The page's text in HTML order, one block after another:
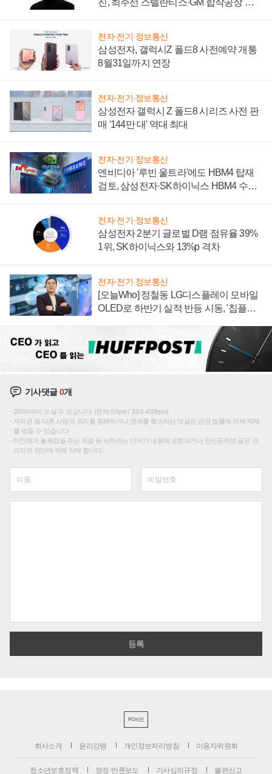
전자·전기·정보통신
삼성전자, 갤럭시Z 폴드8 사전예약 개통
8월31일까지 연장
전자·전기·정보통신
삼성전자 갤럭시 Z 폴드8 시리즈 사전 판
매 '144만 대' 역대 최대
전자·전기·정보통신
엔비디아 '루빈 울트라'에도 HBM4 탑재
검토, 삼성전자·SK하이닉스 HBM4 수율
전자·전기·정보통신
삼성전자 2분기 글로벌 D램 점유율 39%
1위, SK하이닉스와 13%p 격차
전자·전기·정보통신
[오늘Who] 정철동 LG디스플레이 모바일
OLED로 하반기 실적 반등 시동, '칩플레
기사댓글0개
200자까지 쓰실 수 있습니다. (현재 0 byte / 최대 400byte)
저작권 등 다른 사람의 권리를 침해하거나 명예를 훼손하는 댓글은 관련 법률에 의해 제재
를 받을 수 있습니다.
타인에게 불쾌감을 주는 욕설 등 비하하는 단어가 내용에 포함되거나 인신공격성 글은 관
리자의 판단에 의해 삭제 합니다.
PC버전
회사소개 윤리강령 개인정보처리방침 이용자위원회
청소년보호정책 정정·반론보도 기사심의규정 불편신고